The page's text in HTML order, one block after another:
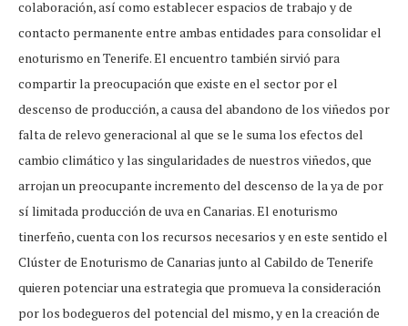
colaboración, así como establecer espacios de trabajo y de
contacto permanente entre ambas entidades para consolidar el
enoturismo en Tenerife. El encuentro también sirvió para
compartir la preocupación que existe en el sector por el
descenso de producción, a causa del abandono de los viñedos por
falta de relevo generacional al que se le suma los efectos del
cambio climático y las singularidades de nuestros viñedos, que
arrojan un preocupante incremento del descenso de la ya de por
sí limitada producción de uva en Canarias. El enoturismo
tinerfeño, cuenta con los recursos necesarios y en este sentido el
Clúster de Enoturismo de Canarias junto al Cabildo de Tenerife
quieren potenciar una estrategia que promueva la consideración
por los bodegueros del potencial del mismo, y en la creación de